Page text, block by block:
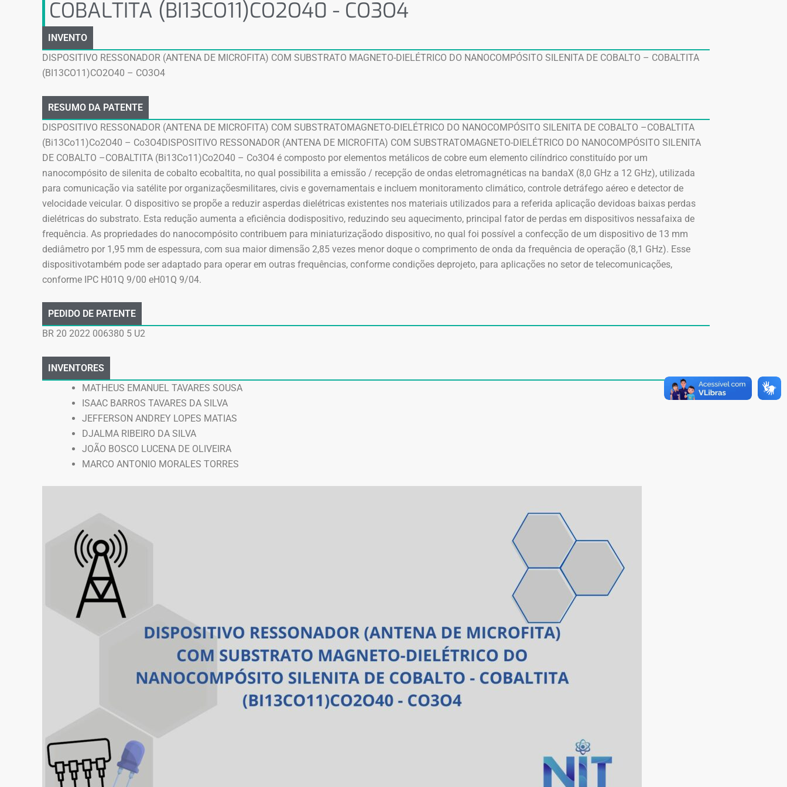
COBALTITA (BI13CO11)CO2O40 - CO3O4
INVENTO
DISPOSITIVO RESSONADOR (ANTENA DE MICROFITA) COM SUBSTRATO MAGNETO-DIELÉTRICO DO NANOCOMPÓSITO SILENITA DE COBALTO – COBALTITA
(BI13CO11)CO2O40 – CO3O4
RESUMO DA PATENTE
DISPOSITIVO RESSONADOR (ANTENA DE MICROFITA) COM SUBSTRATOMAGNETO-DIELÉTRICO DO NANOCOMPÓSITO SILENITA DE COBALTO –COBALTITA
(Bi13Co11)Co2O40 – Co3O4DISPOSITIVO RESSONADOR (ANTENA DE MICROFITA) COM SUBSTRATOMAGNETO-DIELÉTRICO DO NANOCOMPÓSITO SILENITA
DE COBALTO –COBALTITA (Bi13Co11)Co2O40 – Co3O4 é composto por elementos metálicos de cobre eum elemento cilíndrico constituído por um
nanocompósito de silenita de cobalto ecobaltita, no qual possibilita a emissão / recepção de ondas eletromagnéticas na bandaX (8,0 GHz a 12 GHz), utilizada
para comunicação via satélite por organizaçõesmilitares, civis e governamentais e incluem monitoramento climático, controle detráfego aéreo e detector de
velocidade veicular. O dispositivo se propõe a reduzir asperdas dielétricas existentes nos materiais utilizados para a referida aplicação devidoas baixas perdas
dielétricas do substrato. Esta redução aumenta a eficiência dodispositivo, reduzindo seu aquecimento, principal fator de perdas em dispositivos nessafaixa de
frequência. As propriedades do nanocompósito contribuem para miniaturizaçãodo dispositivo, no qual foi possível a confecção de um dispositivo de 13 mm
dediâmetro por 1,95 mm de espessura, com sua maior dimensão 2,85 vezes menor doque o comprimento de onda da frequência de operação (8,1 GHz). Esse
dispositivotambém pode ser adaptado para operar em outras frequências, conforme condições deprojeto, para aplicações no setor de telecomunicações,
conforme IPC H01Q 9/00 eH01Q 9/04.
PEDIDO DE PATENTE
BR 20 2022 006380 5 U2
INVENTORES
MATHEUS EMANUEL TAVARES SOUSA
ISAAC BARROS TAVARES DA SILVA
JEFFERSON ANDREY LOPES MATIAS
DJALMA RIBEIRO DA SILVA
JOÃO BOSCO LUCENA DE OLIVEIRA
MARCO ANTONIO MORALES TORRES